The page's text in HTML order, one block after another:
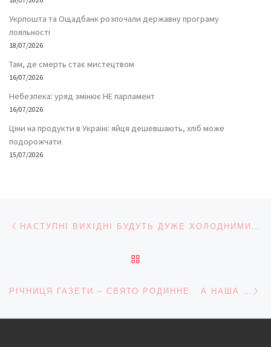
Укрпошта та Ощадбанк розпочали державну програму
лояльності
18/07/2026
Там, де смерть стає мистецтвом
16/07/2026
Небезпека: уряд змінює НЕ парламент
16/07/2026
Ціни на продукти в Україні: яйця дешевшають, хліб може
подорожчати
15/07/2026
Навігація записів